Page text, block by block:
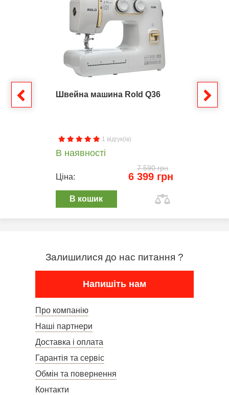
Швейна машина Rold Q36
1 відгук(ів)
В наявності
7 590 грн
Ціна: 6 399 грн
В кошик
Залишилися до нас питання ?
Напишіть нам
Про компанію
Наші партнери
Доставка і оплата
Гарантія та сервіс
Обмін та повернення
Контакти